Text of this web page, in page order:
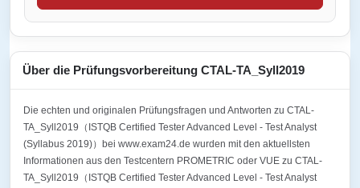
Über die Prüfungsvorbereitung CTAL-TA_Syll2019
Die echten und originalen Prüfungsfragen und Antworten zu CTAL-
TA_Syll2019（ISTQB Certified Tester Advanced Level - Test Analyst
(Syllabus 2019)）bei www.exam24.de wurden mit den aktuellsten
Informationen aus den Testcentern PROMETRIC oder VUE zu CTAL-
TA_Syll2019（ISTQB Certified Tester Advanced Level - Test Analyst